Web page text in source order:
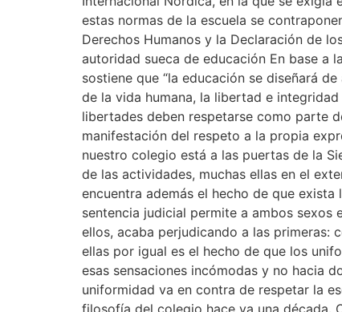
estas normas de la escuela se
Derechos Humanos y la Declaración de
autoridad sueca de educación En base a
sostiene que “la educación se diseñará
de la vida humana, la libertad e
libertades deben respetarse como parte
manifestación del respeto a la propia
nuestro colegio está a las puertas de la
de las actividades, muchas ellas en el
encuentra además el hecho de que
sentencia judicial permite a ambos sexos
ellos, acaba perjudicando a las
ellas por igual es el hecho de que los
esas sensaciones incómodas y no hacia
uniformidad va en contra de respetar la
filosofía del colegio hace ya una década.